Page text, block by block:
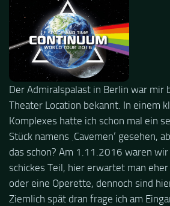
Der Admiralspalast in Berlin war mir
Theater Location bekannt. In einem
Komplexes hatte ich schon mal ein
Stück namens ‚Cavemen‘ gesehen,
das schon? Am 1.11.2016 waren wir
schickes Teil, hier erwartet man
oder eine Operette, dennoch sind
Ziemlich spät dran frage ich am